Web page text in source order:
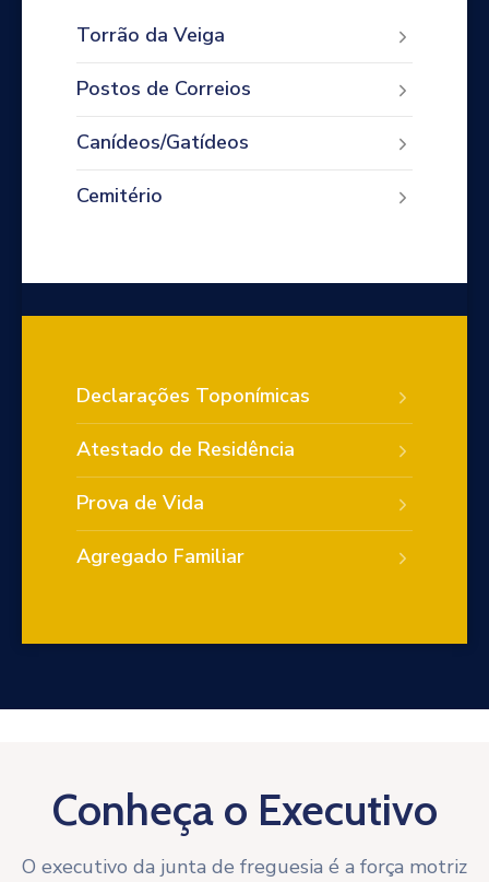
Torrão da Veiga
Postos de Correios
Canídeos/Gatídeos
Cemitério
Declarações Toponímicas
Atestado de Residência
Prova de Vida
Agregado Familiar
Conheça o Executivo
O executivo da junta de freguesia é a força motriz